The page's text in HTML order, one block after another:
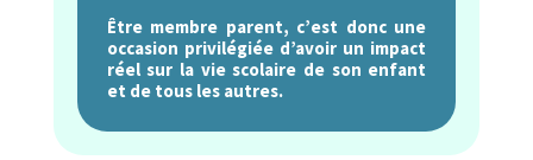
Être membre parent, c’est donc une
occasion privilégiée d’avoir un impact
réel sur la vie scolaire de son enfant
et de tous les autres.